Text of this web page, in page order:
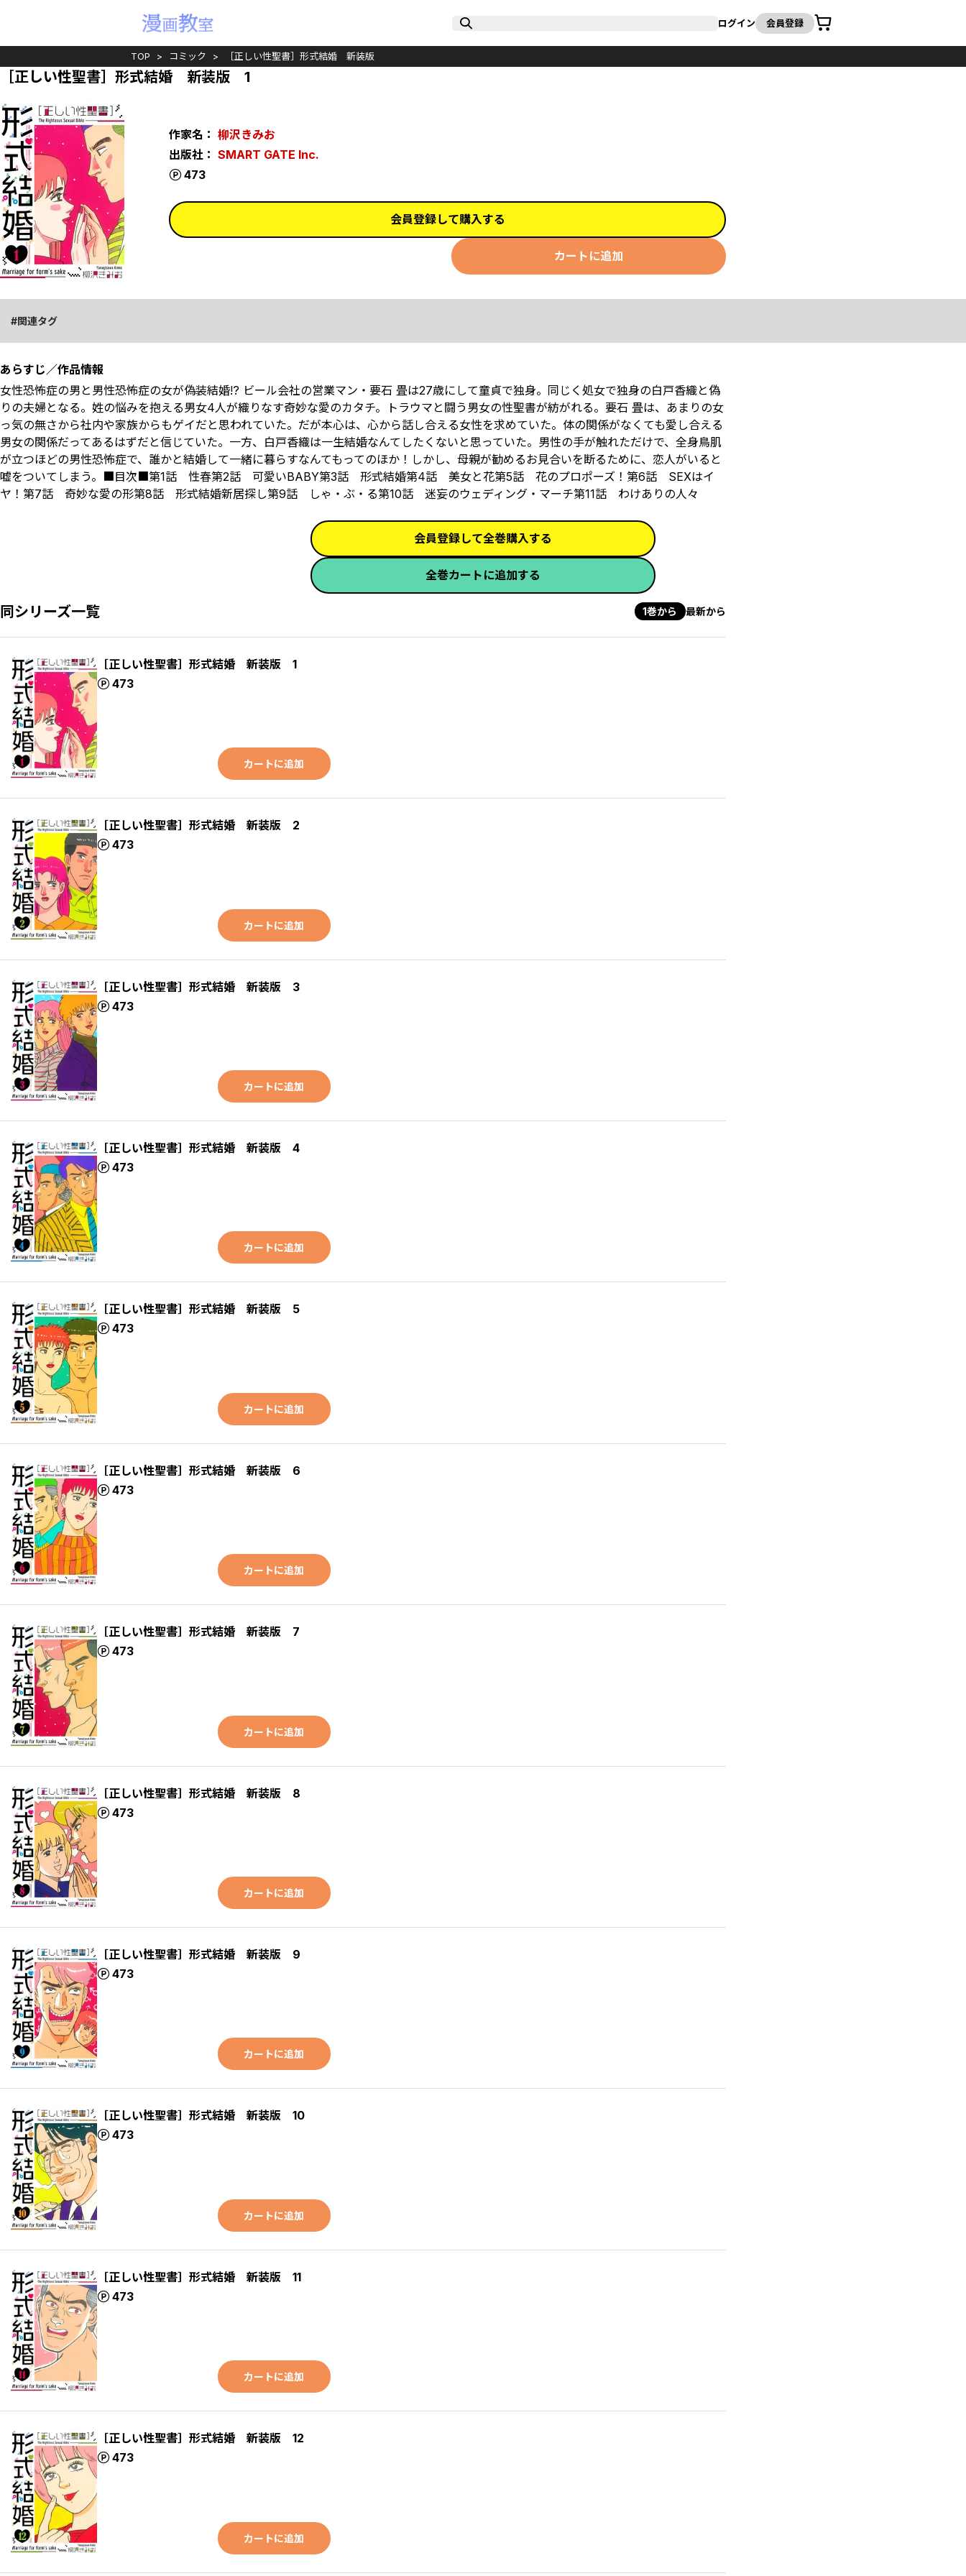
ログイン 会員登録
カート
TOP コミック ［正しい性聖書］形式結婚 新装版
［正しい性聖書］形式結婚 新装版 1
作家名： 柳沢きみお
出版社： SMART GATE Inc.
473
会員登録して購入する
カートに追加
関連タグ
あらすじ／作品情報
女性恐怖症の男と男性恐怖症の女が偽装結婚!? ビール会社の営業マン・要石 畳は27歳にして童貞で独身。同じく処女で独身の白戸香織と偽
りの夫婦となる。姓の悩みを抱える男女4人が織りなす奇妙な愛のカタチ。トラウマと闘う男女の性聖書が紡がれる。要石 畳は、あまりの女
っ気の無さから社内や家族からもゲイだと思われていた。だが本心は、心から話し合える女性を求めていた。体の関係がなくても愛し合える
男女の関係だってあるはずだと信じていた。一方、白戸香織は一生結婚なんてしたくないと思っていた。男性の手が触れただけで、全身鳥肌
が立つほどの男性恐怖症で、誰かと結婚して一緒に暮らすなんてもってのほか！しかし、母親が勧めるお見合いを断るために、恋人がいると
嘘をついてしまう。■目次■第1話 性春第2話 可愛いBABY第3話 形式結婚第4話 美女と花第5話 花のプロポーズ！第6話 SEXはイ
ヤ！第7話 奇妙な愛の形第8話 形式結婚新居探し第9話 しゃ・ぶ・る第10話 迷妄のウェディング・マーチ第11話 わけありの人々
会員登録して全巻購入する
全巻カートに追加する
同シリーズ一覧 1巻から 最新から
［正しい性聖書］形式結婚 新装版 1
473
ポイント
カートに追加
［正しい性聖書］形式結婚 新装版 2
473
ポイント
カートに追加
［正しい性聖書］形式結婚 新装版 3
473
ポイント
カートに追加
［正しい性聖書］形式結婚 新装版 4
473
ポイント
カートに追加
［正しい性聖書］形式結婚 新装版 5
473
ポイント
カートに追加
［正しい性聖書］形式結婚 新装版 6
473
ポイント
カートに追加
［正しい性聖書］形式結婚 新装版 7
473
ポイント
カートに追加
［正しい性聖書］形式結婚 新装版 8
473
ポイント
カートに追加
［正しい性聖書］形式結婚 新装版 9
473
ポイント
カートに追加
［正しい性聖書］形式結婚 新装版 10
473
ポイント
カートに追加
［正しい性聖書］形式結婚 新装版 11
473
ポイント
カートに追加
［正しい性聖書］形式結婚 新装版 12
473
ポイント
カートに追加